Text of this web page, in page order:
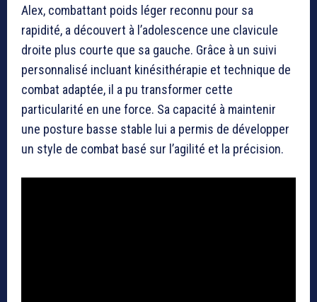
Alex, combattant poids léger reconnu pour sa
rapidité, a découvert à l’adolescence une clavicule
droite plus courte que sa gauche. Grâce à un suivi
personnalisé incluant kinésithérapie et technique de
combat adaptée, il a pu transformer cette
particularité en une force. Sa capacité à maintenir
une posture basse stable lui a permis de développer
un style de combat basé sur l’agilité et la précision.